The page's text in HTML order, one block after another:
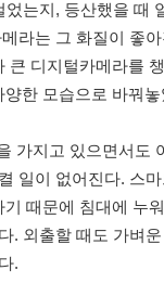
는지, 등산했을 때
라는 그 화질이 좋
디지털카메라를
한 모습으로 바꿔놓
가지고 있으면서도
일이 없어진다. 스
때문에 침대에 누
. 외출할 때도 가벼
.